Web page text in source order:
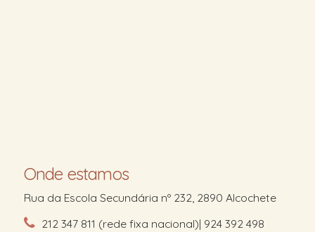
Onde estamos
Rua da Escola Secundária nº 232, 2890 Alcochete
212 347 811 (rede fixa nacional)| 924 392 498